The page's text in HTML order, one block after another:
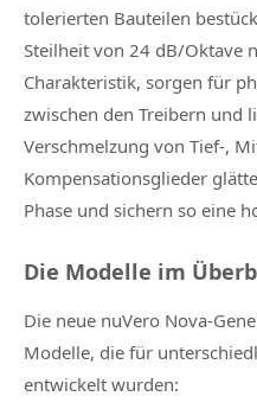
tolerierten Bauteilen
Steilheit von 24 dB/Oktave
Charakteristik, sorgen für
zwischen den Treibern und
Verschmelzung von Tief-,
Kompensationsglieder
Phase und sichern so eine
Die Modelle im
Die neue nuVero Nova-
Modelle, die für
entwickelt wurden: